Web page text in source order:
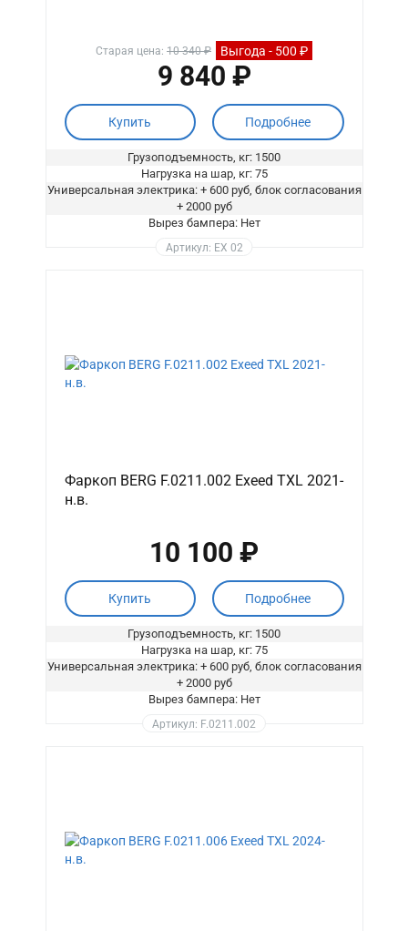
Старая цена: 10 340 ₽ Выгода - 500 ₽
9 840 ₽
Купить Подробнее
Грузоподъемность, кг: 1500
Нагрузка на шар, кг: 75
Универсальная электрика: + 600 руб, блок согласования
+ 2000 руб
Вырез бампера: Нет
Артикул: EX 02
Фаркоп BERG F.0211.002 Exeed TXL 2021-
н.в.
10 100 ₽
Купить Подробнее
Грузоподъемность, кг: 1500
Нагрузка на шар, кг: 75
Универсальная электрика: + 600 руб, блок согласования
+ 2000 руб
Вырез бампера: Нет
Артикул: F.0211.002